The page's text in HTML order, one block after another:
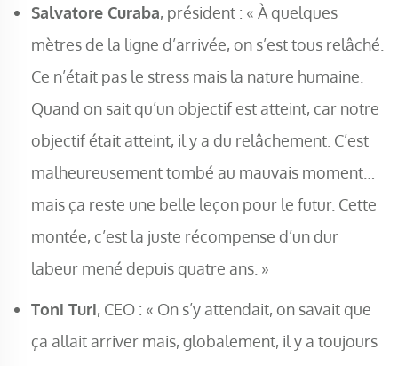
Salvatore Curaba, président : « À quelques
mètres de la ligne d’arrivée, on s’est tous relâché.
Ce n’était pas le stress mais la nature humaine.
Quand on sait qu’un objectif est atteint, car notre
objectif était atteint, il y a du relâchement. C’est
malheureusement tombé au mauvais moment…
mais ça reste une belle leçon pour le futur. Cette
montée, c’est la juste récompense d’un dur
labeur mené depuis quatre ans. »
Toni Turi, CEO : « On s’y attendait, on savait que
ça allait arriver mais, globalement, il y a toujours